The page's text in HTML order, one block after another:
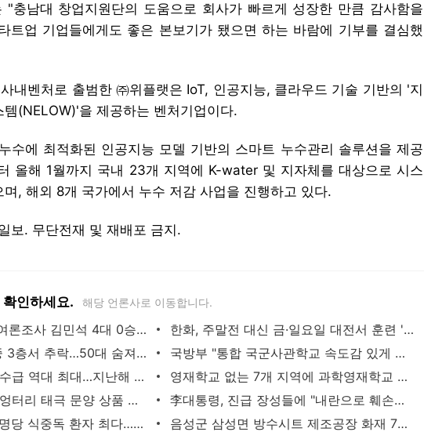
"충남대 창업지원단의 도움으로 회사가 빠르게 성장한 만큼 감사함을
트업 기업들에게도 좋은 본보기가 됐으면 하는 바람에 기부를 결심했
내벤처로 출범한 ㈜위플랫은 IoT, 인공지능, 클라우드 기술 기반의 '지
(NELOW)'을 제공하는 벤처기업이다.
수에 최적화된 인공지능 모델 기반의 스마트 누수관리 솔루션을 제공
올해 1월까지 국내 23개 지역에 K-water 및 지자체를 대상으로 시스
며, 해외 8개 국가에서 누수 저감 사업을 진행하고 있다.
보. 무단전재 및 재배포 금지.
인하세요. 해당 언론사로 이동합니다.
[뉴스 즉설]호남 여론조사 김민석 4대 0승, 정청래 노사모에 SOS 왜? - 대전일보
한화, 주말전 대신 금·일요일 대전서 훈련 '재정비'… 두산 상대로 반등 노린다 - 대전일보
빌라 창호 교체 중 3층서 추락…50대 숨져 - 대전일보
국방부 "통합 국군사관학교 속도감 있게 추진…군 정체성 확립" - 대전일보
정부 보조금 부정수급 역대 최대…지난해 1296억 원 적발 - 대전일보
영재학교 없는 7개 지역에 과학영재학교 생긴다…정부, 3곳 지정 공모 - 대전일보
국내 전통시장서 엉터리 태극 문양 상품 판매…"해외도 아닌데" - 대전일보
李대통령, 진급 장성들에 "내란으로 훼손된 軍 신뢰 회복해 달라" - 대전일보
대전, 인구 100만명당 식중독 환자 최다…지난해 685명 기록 - 대전일보
음성군 삼성면 방수시트 제조공장 화재 7시간째 진화 중, 부상 1명 - 대전일보